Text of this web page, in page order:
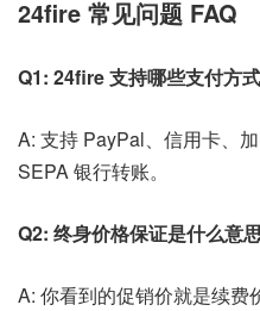
24fire 常见问题 FAQ
Q1: 24fire 支持哪些支付方
A: 支持 PayPal、信用卡、
SEPA 银行转账。
Q2: 终身价格保证是什么意
A: 你看到的促销价就是续费